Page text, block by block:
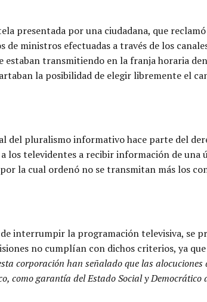
presentada por una ciudadana, que
ministros efectuadas a través de los
transmitiendo en la franja horaria
la posibilidad de elegir libremente el
pluralismo informativo hace parte del
los televidentes a recibir información de
la cual ordenó no se transmitan más los
interrumpir la programación televisiva, se
no cumplían con dichos criterios, ya
corporación han señalado que las
garantía del Estado Social y Democrático